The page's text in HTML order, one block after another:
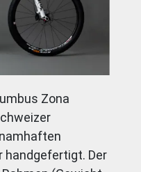
Zona
handgefertigt. Der